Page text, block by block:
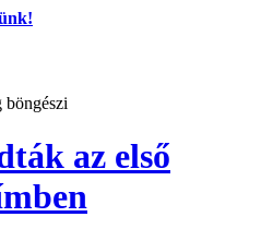
böngészi
az első